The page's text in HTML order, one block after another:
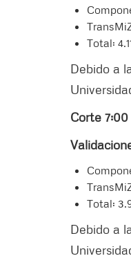
Total:
Debido a
Corte 7:00
Total:
Debido a